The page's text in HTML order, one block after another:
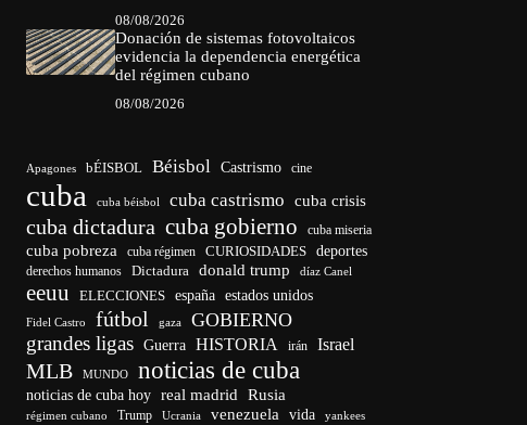
08/08/2026
Donación de sistemas fotovoltaicos
evidencia la dependencia energética
del régimen cubano
08/08/2026
Apagones bÉISBOL Béisbol Castrismo cine
cuba cuba béisbol cuba castrismo cuba crisis
cuba dictadura cuba gobierno cuba miseria
cuba pobreza cuba régimen CURIOSIDADES deportes
derechos humanos Dictadura donald trump díaz Canel
eeuu ELECCIONES españa estados unidos
Fidel Castro fútbol gaza GOBIERNO
grandes ligas Guerra HISTORIA irán Israel
MLB MUNDO noticias de cuba
noticias de cuba hoy real madrid Rusia
régimen cubano Trump Ucrania venezuela vida yankees